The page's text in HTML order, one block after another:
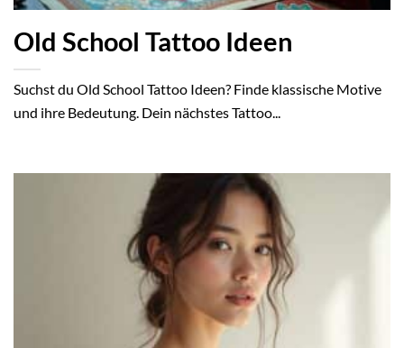
Old School Tattoo Ideen
Suchst du Old School Tattoo Ideen? Finde klassische Motive
und ihre Bedeutung. Dein nächstes Tattoo...